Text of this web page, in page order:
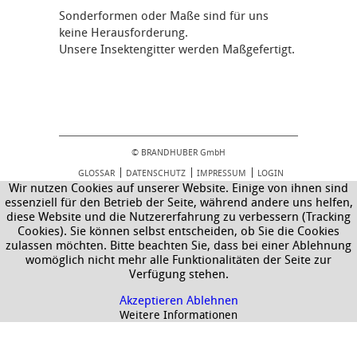
Sonderformen oder Maße sind für uns
keine Herausforderung.
Unsere Insektengitter werden Maßgefertigt.
© BRANDHUBER GmbH
GLOSSAR
DATENSCHUTZ IMPRESSUM LOGIN
Wir nutzen Cookies auf unserer Website. Einige von ihnen sind
essenziell für den Betrieb der Seite, während andere uns helfen,
diese Website und die Nutzererfahrung zu verbessern (Tracking
Cookies). Sie können selbst entscheiden, ob Sie die Cookies
zulassen möchten. Bitte beachten Sie, dass bei einer Ablehnung
womöglich nicht mehr alle Funktionalitäten der Seite zur
Verfügung stehen.
Akzeptieren Ablehnen
Weitere Informationen